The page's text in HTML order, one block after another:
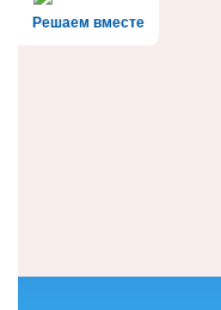
Решаем вместе